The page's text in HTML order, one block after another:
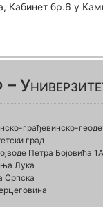
Кабинет бр.6 у
грађевинско-
град
Петра Бојовића 1A
Лука
Српска